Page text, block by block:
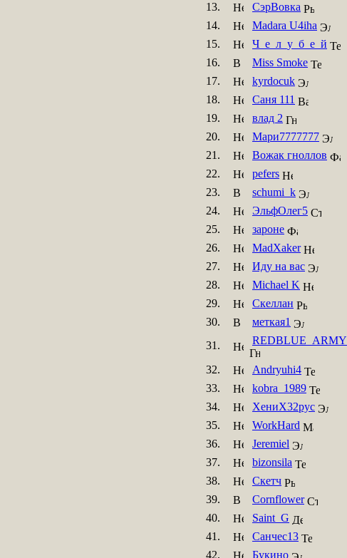
13.
СэрВовка
14.
Madara U4iha
15.
Ч_е_л_у_б_е_й
16.
Miss Smoke
17.
kyrdocuk
18.
Саня 111
19.
влад 2
20.
Мари7777777
21.
Вожак гноллов
22.
pefers
23.
schumi_k
24.
ЭльфОлег5
25.
зароне
26.
MadXaker
27.
Иду на вас
28.
Michael K
29.
Скеллан
30.
меткая1
31.
REDBLUE_ARMY
32.
Andryuhi4
33.
kobra_1989
34.
ХениХ32рус
35.
WorkHard
36.
Jeremiel
37.
bizonsila
38.
Скетч
39.
Cornflower
40.
Saint_G
41.
Санчес13
42.
Букино